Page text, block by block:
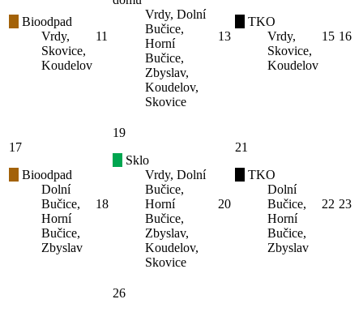
Bioodpad
Vrdy,
Skovice,
Koudelov
11
Vrdy, Dolní
Bučice,
Horní
Bučice,
Zbyslav,
Koudelov,
Skovice
13
TKO
Vrdy,
Skovice,
Koudelov
15 16
17
Bioodpad
Dolní
Bučice,
Horní
Bučice,
Zbyslav
18
19
Sklo
Vrdy, Dolní
Bučice,
Horní
Bučice,
Zbyslav,
Koudelov,
Skovice
20
21
TKO
Dolní
Bučice,
Horní
Bučice,
Zbyslav
22 23
26